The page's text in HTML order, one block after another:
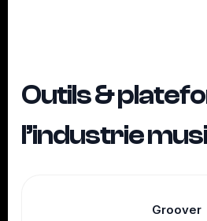
Outils &
l’industrie
Groover